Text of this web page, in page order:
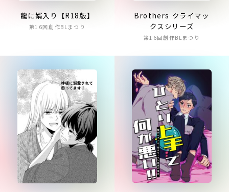
龍に婿入り【R18版】
第16回創作BLまつり
Brothers クライマッ
クスシリーズ
第16回創作BLまつり